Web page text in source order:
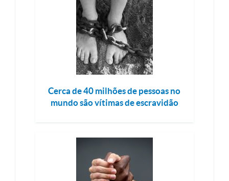
Cerca de 40 milhões de pessoas no
mundo são vítimas de escravidão